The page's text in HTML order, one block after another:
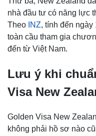
nhà đầu tư có năng lực
Theo INZ, tính đến ngày
toàn cầu tham gia
đến từ Việt Nam.
Lưu ý khi
Visa New
Golden Visa New
không phải hồ sơ nào